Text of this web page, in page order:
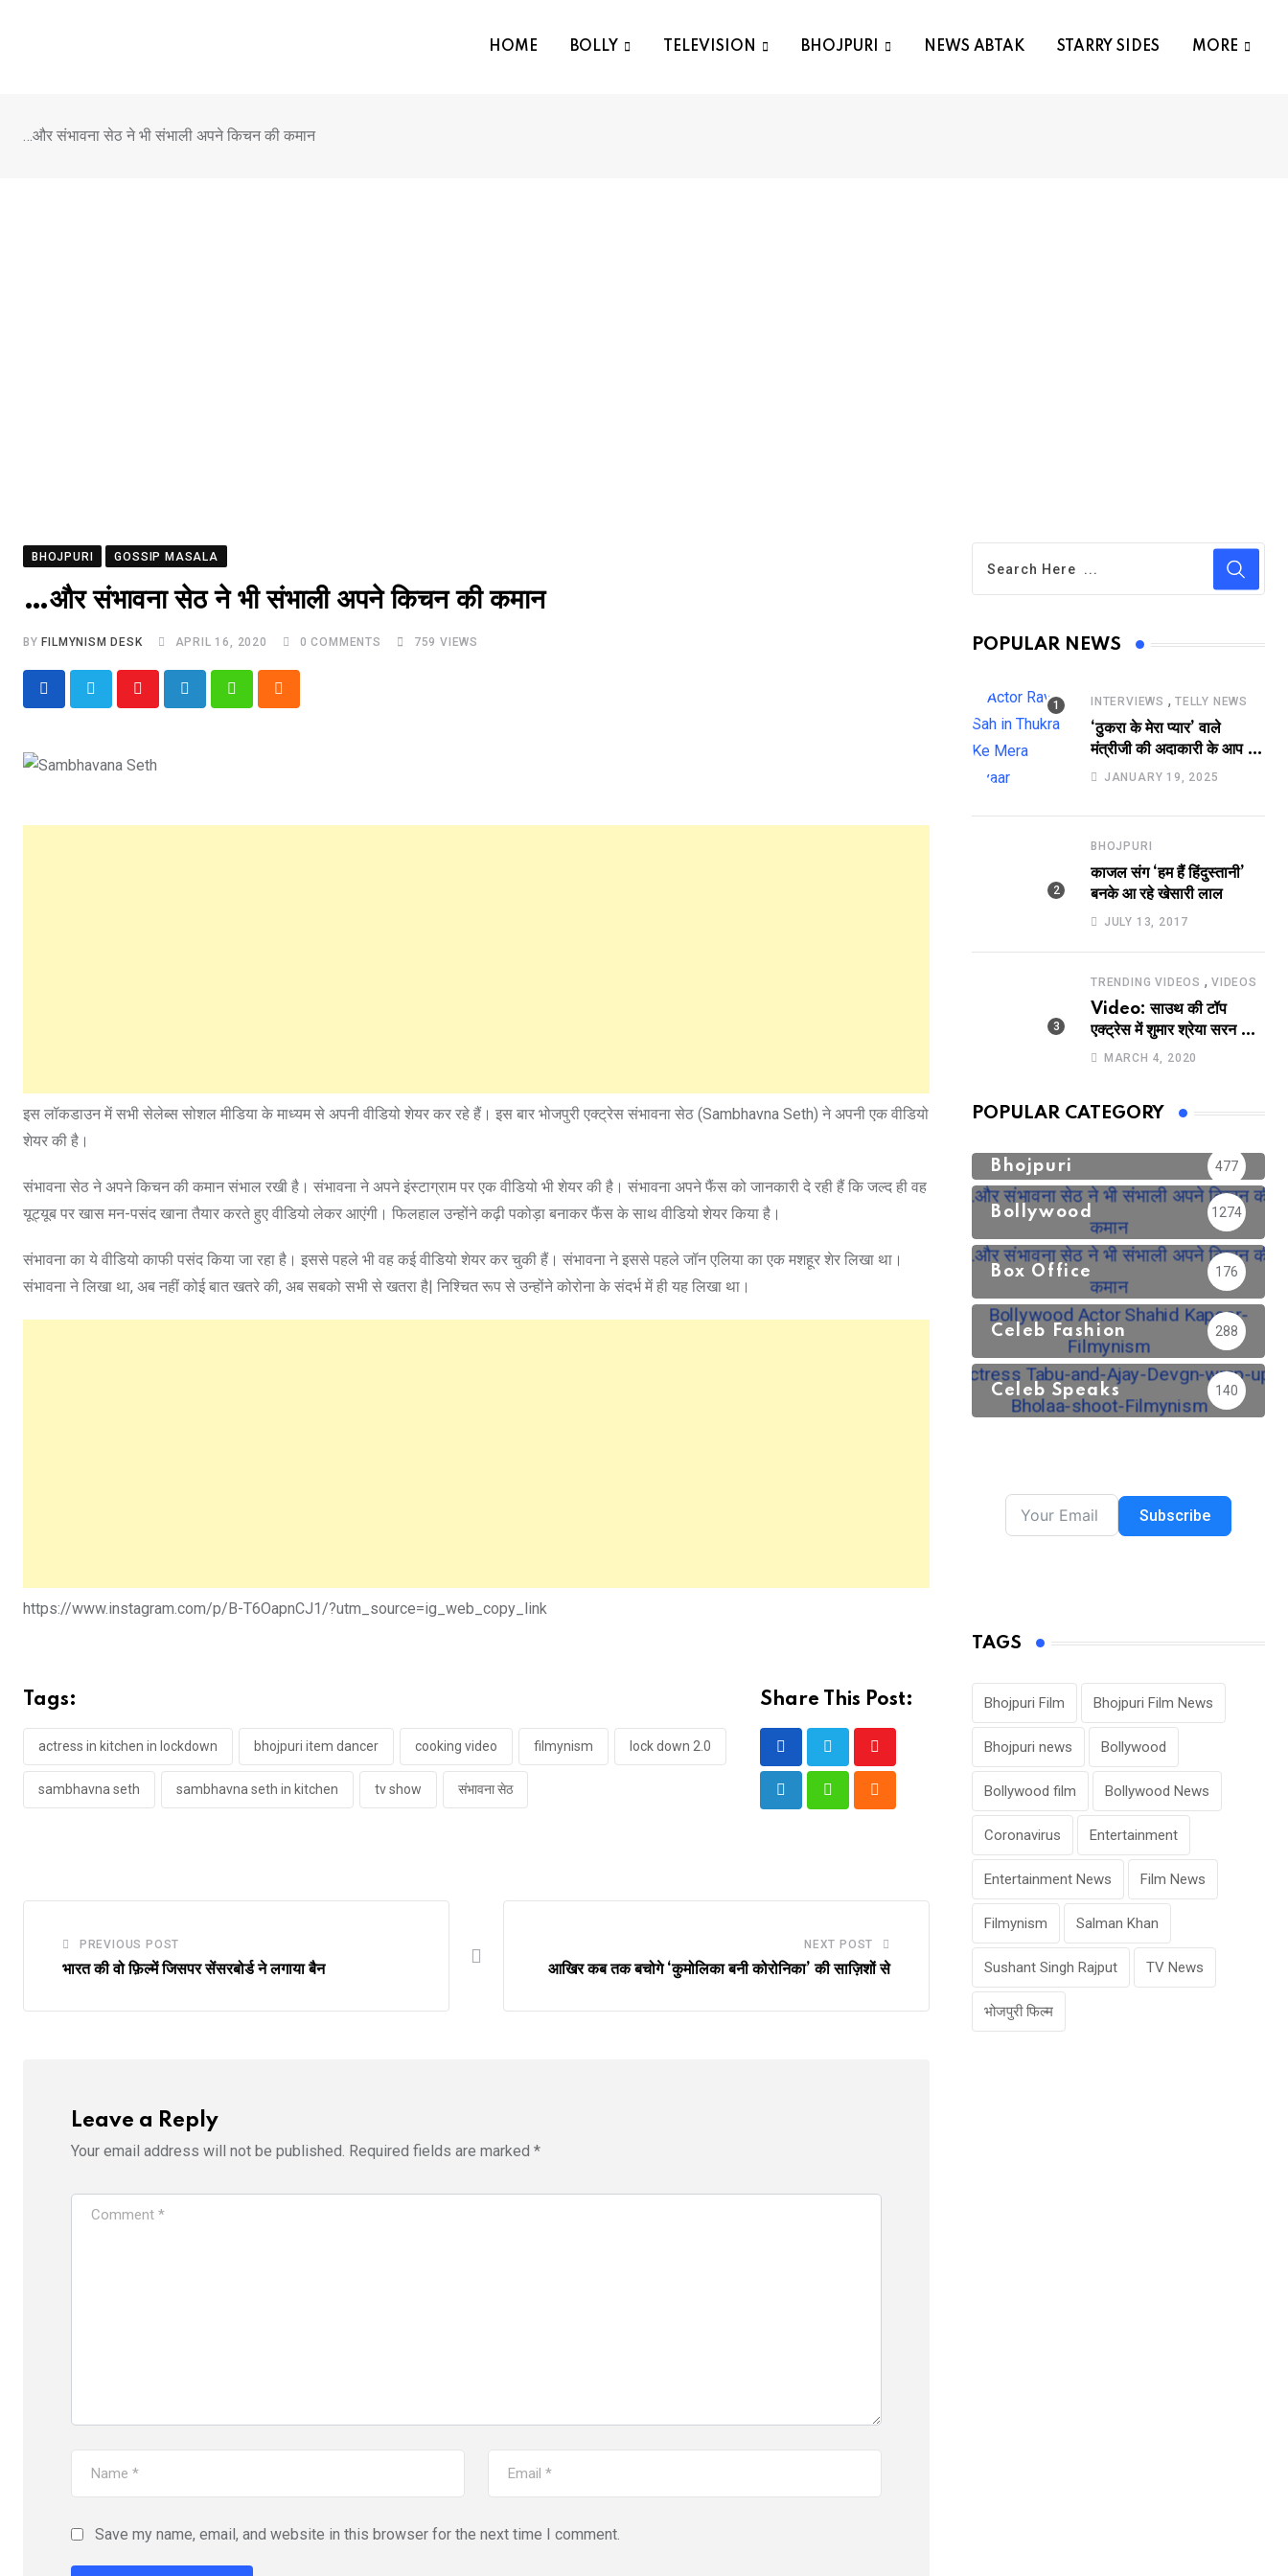
HOME BOLLY TELEVISION BHOJPURI NEWS ABTAK STARRY SIDES MORE
…और संभावना सेठ ने भी संभाली अपने किचन की कमान
BHOJPURI GOSSIP MASALA
…और संभावना सेठ ने भी संभाली अपने किचन की कमान
BY FILMYNISM DESK APRIL 16, 2020 0 COMMENTS 759 VIEWS
Youtube LinkedIn WhatsappCloud
इस लॉकडाउन में सभी सेलेब्स सोशल मीडिया के माध्यम से अपनी वीडियो शेयर कर रहे हैं। इस बार भोजपुरी एक्ट्रेस संभावना सेठ (Sambhavna Seth) ने अपनी एक वीडियो
शेयर की है।
संभावना सेठ ने अपने किचन की कमान संभाल रखी है। संभावना ने अपने इंस्टाग्राम पर एक वीडियो भी शेयर की है। संभावना अपने फैंस को जानकारी दे रही हैं कि जल्द ही वह
यूट्यूब पर खास मन-पसंद खाना तैयार करते हुए वीडियो लेकर आएंगी। फिलहाल उन्होंने कढ़ी पकोड़ा बनाकर फैंस के साथ वीडियो शेयर किया है।
संभावना का ये वीडियो काफी पसंद किया जा रहा है। इससे पहले भी वह कई वीडियो शेयर कर चुकी हैं। संभावना ने इससे पहले जॉन एलिया का एक मशहूर शेर लिखा था।
संभावना ने लिखा था, अब नहीं कोई बात खतरे की, अब सबको सभी से खतरा है| निश्चित रूप से उन्होंने कोरोना के संदर्भ में ही यह लिखा था।
https://www.instagram.com/p/B-T6OapnCJ1/?utm_source=ig_web_copy_link
Tags:
actress in kitchen in lockdown bhojpuri item dancer cooking video filmynism lock down 2.0
sambhavna seth sambhavna seth in kitchen tv show संभावना सेठ
Share This Post:
PREVIOUS POST
भारत की वो फ़िल्में जिसपर सेंसरबोर्ड ने लगाया बैन
NEXT POST
आखिर कब तक बचोगे ‘कुमोलिका बनी कोरोनिका’ की साज़िशों से
Leave a Reply
Your email address will not be published. Required fields are marked *
Save my name, email, and website in this browser for the next time I comment.
POPULAR NEWS
INTERVIEWS , TELLY NEWS
‘ठुकरा के मेरा प्यार’ वाले
मंत्रीजी की अदाकारी के आप भी
हो जाएंगे फैन, यकीं न हो तो
भूमिका
JANUARY 19, 2025
BHOJPURI
काजल संग ‘हम हैं हिंदुस्तानी’
बनके आ रहे खेसारी लाल
JULY 13, 2017
TRENDING VIDEOS , VIDEOS
Video: साउथ की टॉप
एक्ट्रेस में शुमार श्रेया सरन का
सेक्सी लिपलॉक
MARCH 4, 2020
POPULAR CATEGORY
Bhojpuri 477
Bollywood 1274
Box Office 176
Celeb Fashion 288
Celeb Speaks 140
Subscribe
TAGS
Bhojpuri Film Bhojpuri Film News
Bhojpuri news Bollywood
Bollywood film Bollywood News
Coronavirus Entertainment
Entertainment News Film News
Filmynism Salman Khan
Sushant Singh Rajput TV News
भोजपुरी फिल्म